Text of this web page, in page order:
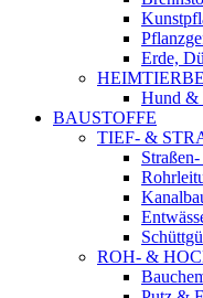
Erde,
Hund &
BAUSTOFFE
TIEF- &
ROH- &